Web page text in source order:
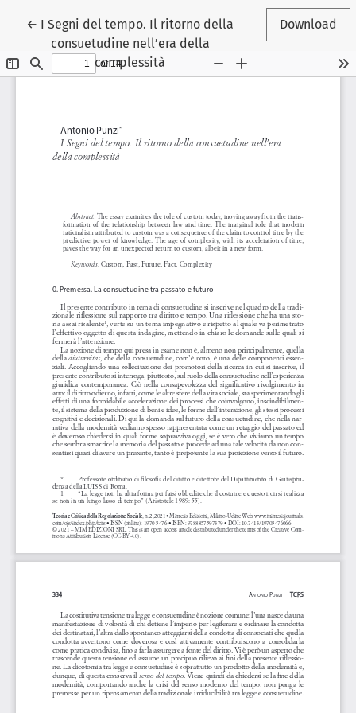
← Return to Article Details
I Segni del tempo. Il ritorno della
consuetudine nell’era della
complessità
Download